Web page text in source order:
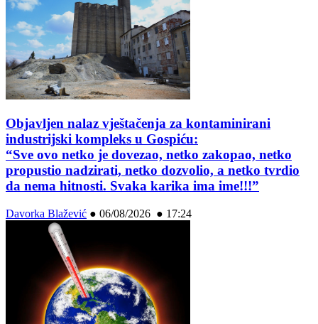
Objavljen nalaz vještačenja za kontaminirani
industrijski kompleks u Gospiću:
“Sve ovo netko je dovezao, netko zakopao, netko
propustio nadzirati, netko dozvolio, a netko tvrdio
da nema hitnosti. Svaka karika ima ime!!!”
Davorka Blažević ● 06/08/2026 ● 17:24